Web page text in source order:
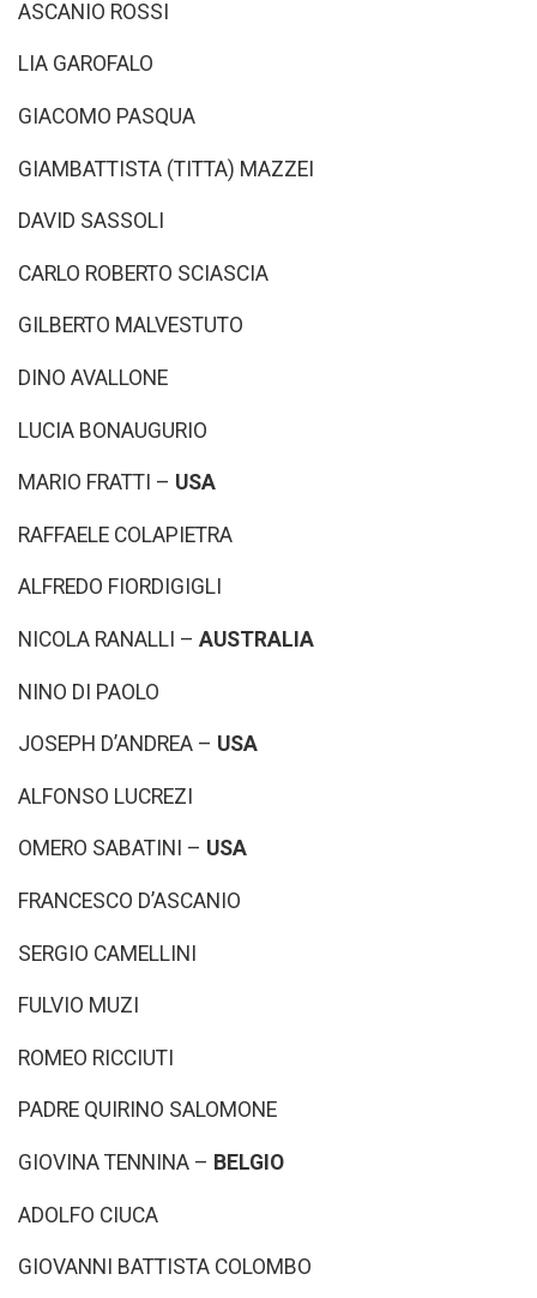
ASCANIO ROSSI
LIA GAROFALO
GIACOMO PASQUA
GIAMBATTISTA (TITTA) MAZZEI
DAVID SASSOLI
CARLO ROBERTO SCIASCIA
GILBERTO MALVESTUTO
DINO AVALLONE
LUCIA BONAUGURIO
MARIO FRATTI – USA
RAFFAELE COLAPIETRA
ALFREDO FIORDIGIGLI
NICOLA RANALLI – AUSTRALIA
NINO DI PAOLO
JOSEPH D’ANDREA – USA
ALFONSO LUCREZI
OMERO SABATINI – USA
FRANCESCO D’ASCANIO
SERGIO CAMELLINI
FULVIO MUZI
ROMEO RICCIUTI
PADRE QUIRINO SALOMONE
GIOVINA TENNINA – BELGIO
ADOLFO CIUCA
GIOVANNI BATTISTA COLOMBO